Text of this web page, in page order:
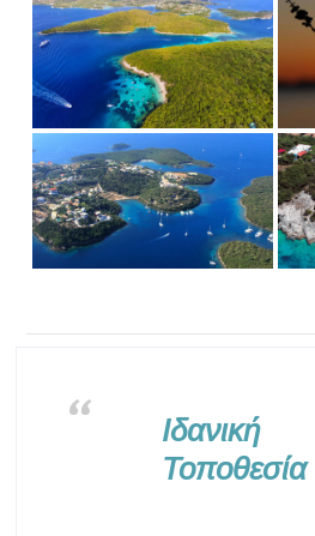
Ιδανική
Τοποθεσία